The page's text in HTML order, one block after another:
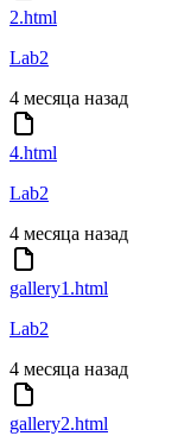
2.html
Lab2
4 месяца назад
4.html
Lab2
4 месяца назад
gallery1.html
Lab2
4 месяца назад
gallery2.html